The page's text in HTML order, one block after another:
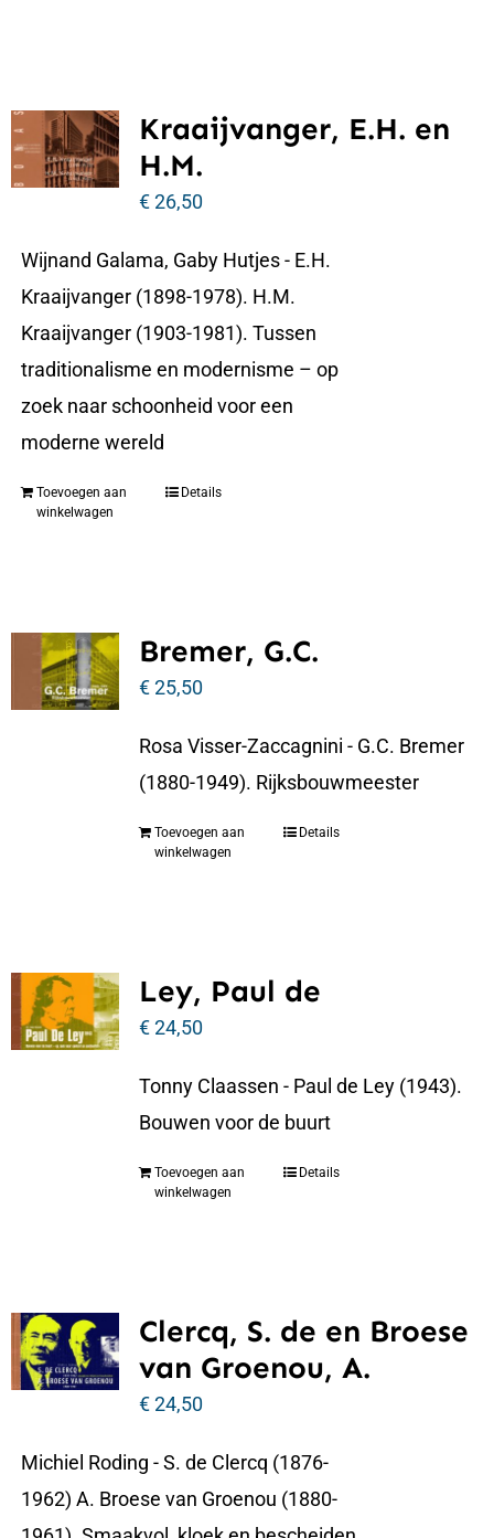
Kraaijvanger, E.H. en
H.M.
€26,50
Wijnand Galama, Gaby Hutjes - E.H.
Kraaijvanger (1898-1978). H.M.
Kraaijvanger (1903-1981). Tussen
traditionalisme en modernisme – op
zoek naar schoonheid voor een
moderne wereld
Toevoegen aan
winkelwagen
Details
Bremer, G.C.
€25,50
Rosa Visser-Zaccagnini - G.C. Bremer
(1880-1949). Rijksbouwmeester
Toevoegen aan
winkelwagen
Details
Ley, Paul de
€24,50
Tonny Claassen - Paul de Ley (1943).
Bouwen voor de buurt
Toevoegen aan
winkelwagen
Details
Clercq, S. de en Broese
van Groenou, A.
€24,50
Michiel Roding - S. de Clercq (1876-
1962) A. Broese van Groenou (1880-